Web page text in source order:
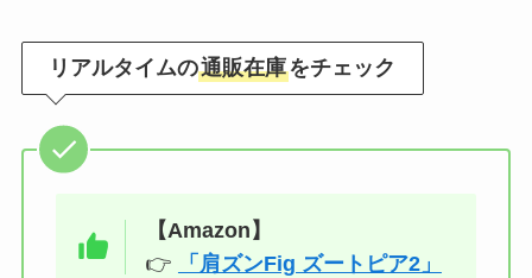
リアルタイムの通販在庫をチェック
【Amazon】
👉
「肩ズンFig ズートピア2」